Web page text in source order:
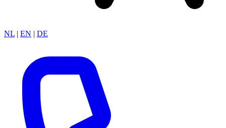
NL | EN | DE